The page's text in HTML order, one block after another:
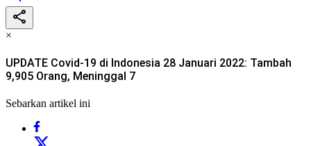
×
UPDATE Covid-19 di Indonesia 28 Januari 2022: Tambah
9,905 Orang, Meninggal 7
Sebarkan artikel ini